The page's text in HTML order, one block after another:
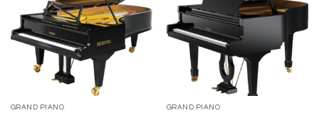
GRAND PIANO GRAND PIANO